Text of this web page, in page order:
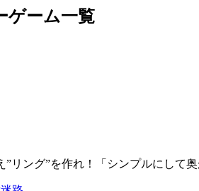
ゲーム一覧
”リング”を作れ！「シンプルにして